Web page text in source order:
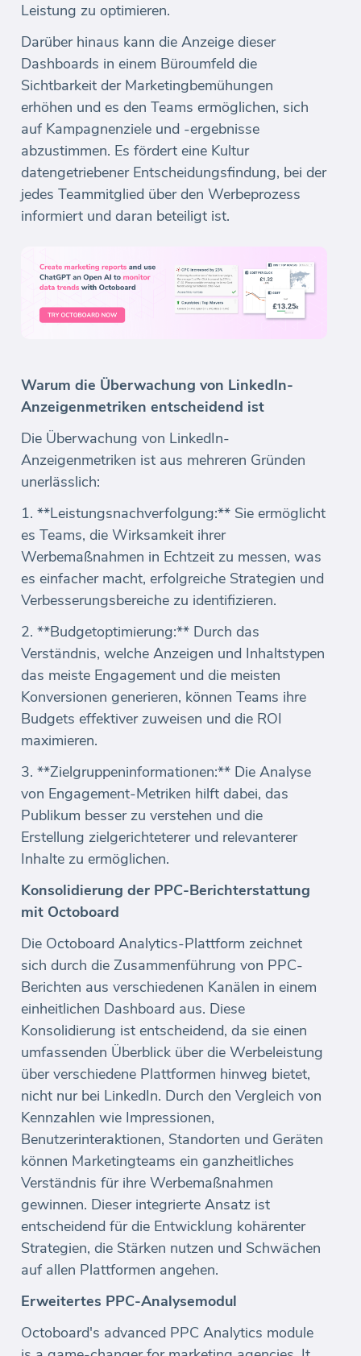
Leistung zu optimieren.
Darüber hinaus kann die Anzeige dieser
Dashboards in einem Büroumfeld die
Sichtbarkeit der Marketingbemühungen
erhöhen und es den Teams ermöglichen, sich
auf Kampagnenziele und -ergebnisse
abzustimmen. Es fördert eine Kultur
datengetriebener Entscheidungsfindung, bei der
jedes Teammitglied über den Werbeprozess
informiert und daran beteiligt ist.
Warum die Überwachung von LinkedIn-
Anzeigenmetriken entscheidend ist
Die Überwachung von LinkedIn-
Anzeigenmetriken ist aus mehreren Gründen
unerlässlich:
1. **Leistungsnachverfolgung:** Sie ermöglicht
es Teams, die Wirksamkeit ihrer
Werbemaßnahmen in Echtzeit zu messen, was
es einfacher macht, erfolgreiche Strategien und
Verbesserungsbereiche zu identifizieren.
2. **Budgetoptimierung:** Durch das
Verständnis, welche Anzeigen und Inhaltstypen
das meiste Engagement und die meisten
Konversionen generieren, können Teams ihre
Budgets effektiver zuweisen und die ROI
maximieren.
3. **Zielgruppeninformationen:** Die Analyse
von Engagement-Metriken hilft dabei, das
Publikum besser zu verstehen und die
Erstellung zielgerichteterer und relevanterer
Inhalte zu ermöglichen.
Konsolidierung der PPC-Berichterstattung
mit Octoboard
Die Octoboard Analytics-Plattform zeichnet
sich durch die Zusammenführung von PPC-
Berichten aus verschiedenen Kanälen in einem
einheitlichen Dashboard aus. Diese
Konsolidierung ist entscheidend, da sie einen
umfassenden Überblick über die Werbeleistung
über verschiedene Plattformen hinweg bietet,
nicht nur bei LinkedIn. Durch den Vergleich von
Kennzahlen wie Impressionen,
Benutzerinteraktionen, Standorten und Geräten
können Marketingteams ein ganzheitliches
Verständnis für ihre Werbemaßnahmen
gewinnen. Dieser integrierte Ansatz ist
entscheidend für die Entwicklung kohärenter
Strategien, die Stärken nutzen und Schwächen
auf allen Plattformen angehen.
Erweitertes PPC-Analysemodul
Octoboard's advanced PPC Analytics module